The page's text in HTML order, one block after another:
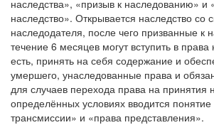
наследства», «призыв к наследованию» и
наследство». Открывается наследство со
наследодателя, после чего призванные к
течение 6 месяцев могут вступить в
есть, принять на себя содержание и
умершего, унаследованные права и
для случаев перехода права на принятия
определённых условиях вводится
трансмиссии» и «права представления».